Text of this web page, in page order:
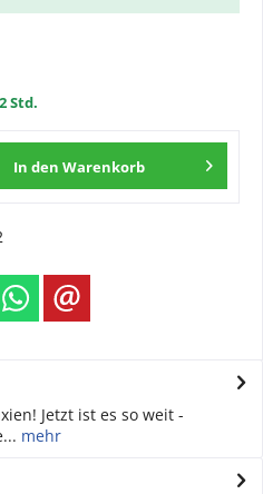
Std.
In den Warenkorb
Jetzt ist es so weit -
mehr